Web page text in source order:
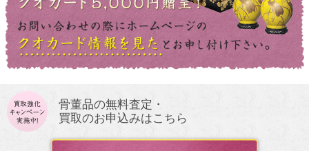
骨董品の無料査定・
買取のお申込みはこちら